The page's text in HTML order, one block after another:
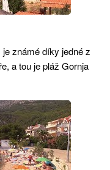
známé díky jedné z
a tou je pláž Gornja